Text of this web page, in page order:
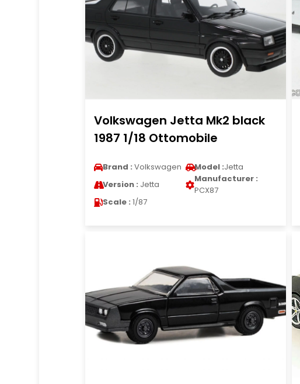
Volkswagen Jetta Mk2 black
1987 1/18 Ottomobile
Brand : Volkswagen Model :Jetta
Version : Jetta
Manufacturer :
PCX87
Scale : 1/87